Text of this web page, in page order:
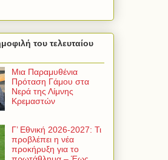
του τελευταίου
Μια Παραμυθένια
Πρόταση Γάμου στα
Νερά της Λίμνης
Κρεμαστών
Γ’ Εθνική 2026-2027: Τι
προβλέπει η νέα
προκήρυξη για το